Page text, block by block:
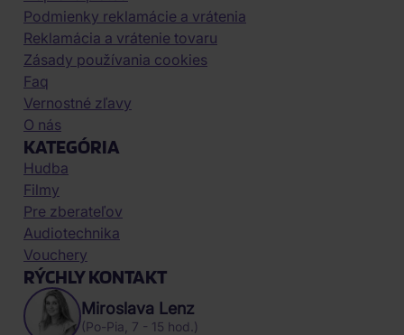
Podmienky reklamácie a vrátenia
Reklamácia a vrátenie tovaru
Zásady používania cookies
Faq
Vernostné zľavy
O nás
KATEGÓRIA
Hudba
Filmy
Pre zberateľov
Audiotechnika
Vouchery
RÝCHLY KONTAKT
Miroslava Lenz
(Po-Pia, 7 - 15 hod.)